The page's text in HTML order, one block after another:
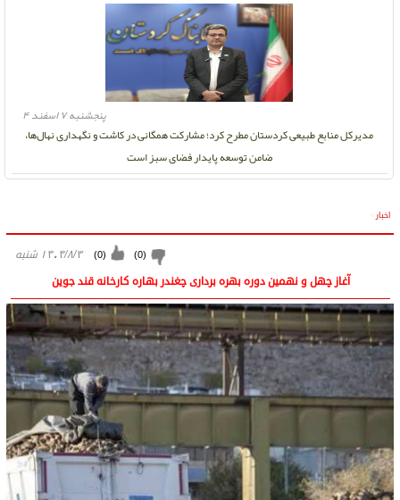
مدیرکل منابع طبیعی کردستان مطرح کرد؛ مشارکت همگانی در کاشت و نگهداری نهال‌ها،
ضامن توسعه پایدار فضای سبز است
پنجشنبه ۷ اسفند ۴
اخبار
۱۴۰۴/۸/۳ شنبه (
0
) (
0
)
آغاز چهل و نهمین دوره بهره برداری چغندر بهاره کارخانه قند جوین